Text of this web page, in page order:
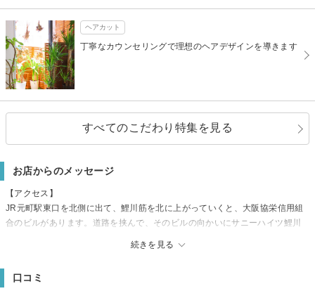
ヘアカット
丁寧なカウンセリングで理想のヘアデザインを導きます
すべてのこだわり特集を見る
お店からのメッセージ
続きを見る
【アクセス】
JR元町駅東口を北側に出て、鯉川筋を北に上がっていくと、大阪協栄信用組
合のビルがあります。道路を挟んで、そのビルの向かいにサニーハイツ鯉川
なし
口コミ